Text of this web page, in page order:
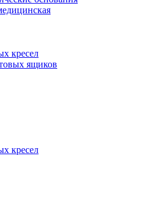
кресел
ящиков
кресел